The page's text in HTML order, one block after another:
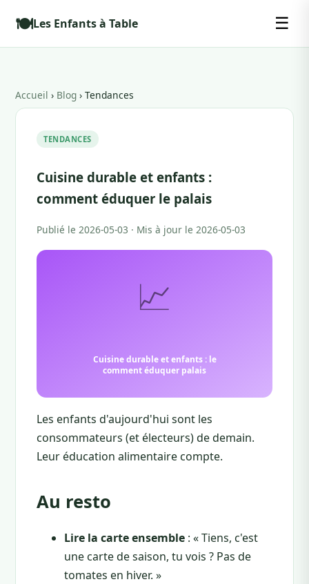
🍽️Les Enfants à Table ☰
Accueil › Blog › Tendances
TENDANCES
Cuisine durable et enfants :
comment éduquer le palais
Publié le 2026-05-03 · Mis à jour le 2026-05-03
Les enfants d'aujourd'hui sont les
consommateurs (et électeurs) de demain.
Leur éducation alimentaire compte.
Au resto
Lire la carte ensemble : « Tiens, c'est
une carte de saison, tu vois ? Pas de
tomates en hiver. »